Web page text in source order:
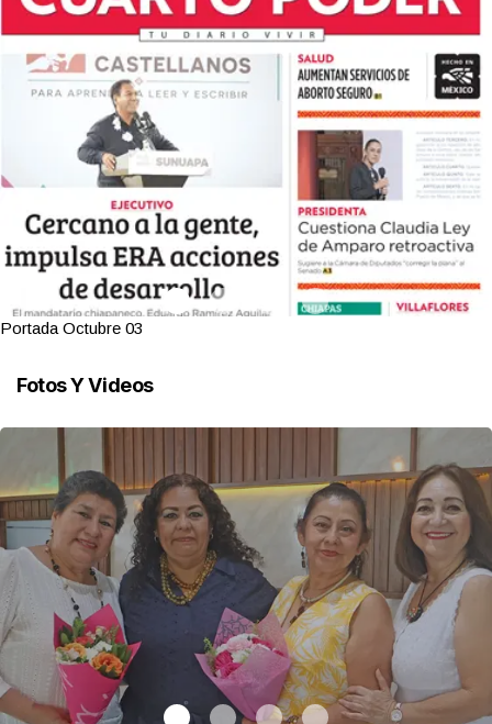
Portada Octubre 03
Fotos Y Videos